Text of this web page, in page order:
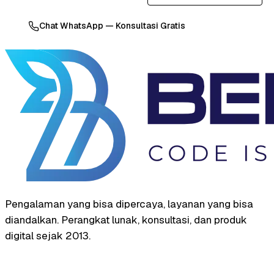
Chat WhatsApp — Konsultasi Gratis
Pengalaman yang bisa dipercaya, layanan yang bisa
diandalkan. Perangkat lunak, konsultasi, dan produk
digital sejak 2013.